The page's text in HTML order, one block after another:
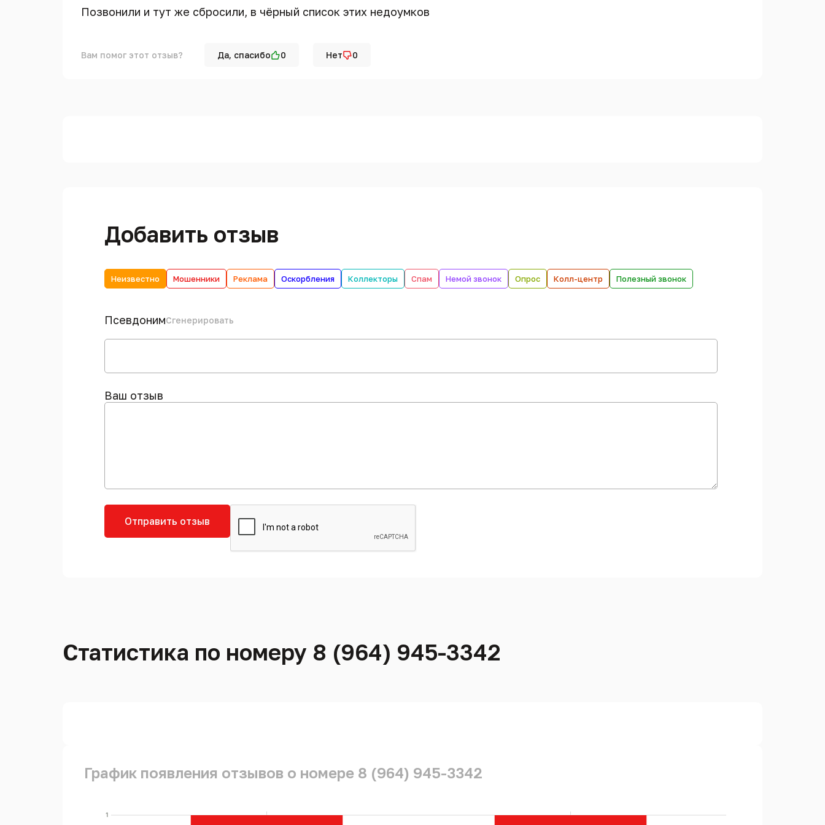
Позвонили и тут же сбросили, в чёрный список этих недоумков
Вам помог этот отзыв? Да, спасибо 0 Нет 0
Добавить отзыв
Неизвестно Мошенники Реклама Оскорбления Коллекторы Спам Немой звонок Опрос Колл-центр Полезный звонок
ПсевдонимСгенерировать
Ваш отзыв
Отправить отзыв
Статистика по номеру 8 (964) 945-3342
График появления отзывов о номере 8 (964) 945-3342
1